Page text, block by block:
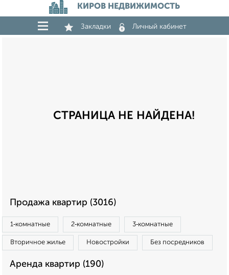
КИРОВ НЕДВИЖИМОСТЬ
Закладки Личный кабинет
СТРАНИЦА НЕ НАЙДЕНА!
Продажа квартир (3016)
1‑комнатные 2‑комнатные 3‑комнатные
Вторичное жилье Новостройки Без посредников
Аренда квартир (190)